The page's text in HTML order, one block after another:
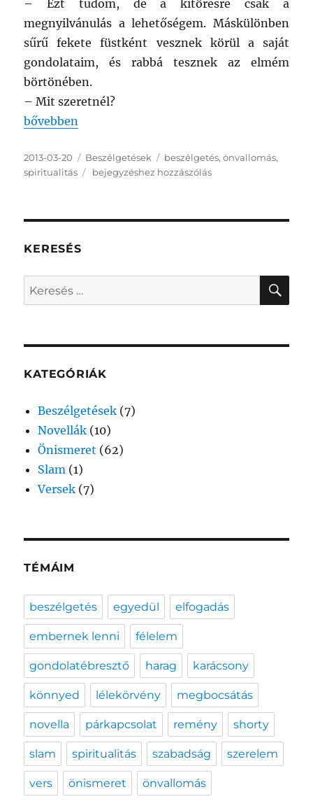
– Ezt tudom, de a kitörésre csak a
megnyilvánulás a lehetőségem. Máskülönben
sűrű fekete füstként vesznek körül a saját
gondolataim, és rabbá tesznek az elmém
börtönében.
– Mit szeretnél?
„Hallgatás”
bővebben
Közzétéve
2013-03-20 Kategória
Beszélgetések Címke
beszélgetés,önvallomás,
spiritualitás
Hallgatás
bejegyzéshez hozzászólás
KERESÉS
Keresés
a
kifejezésre:
KATEGÓRIÁK
Beszélgetések (7)
Novellák (10)
Önismeret (62)
Slam (1)
Versek (7)
TÉMÁIM
beszélgetés egyedül elfogadás
embernek lenni félelem
gondolatébresztő harag karácsony
könnyed lélekörvény megbocsátás
novella párkapcsolat remény shorty
slam spiritualitás szabadság szerelem
vers önismeret önvallomás